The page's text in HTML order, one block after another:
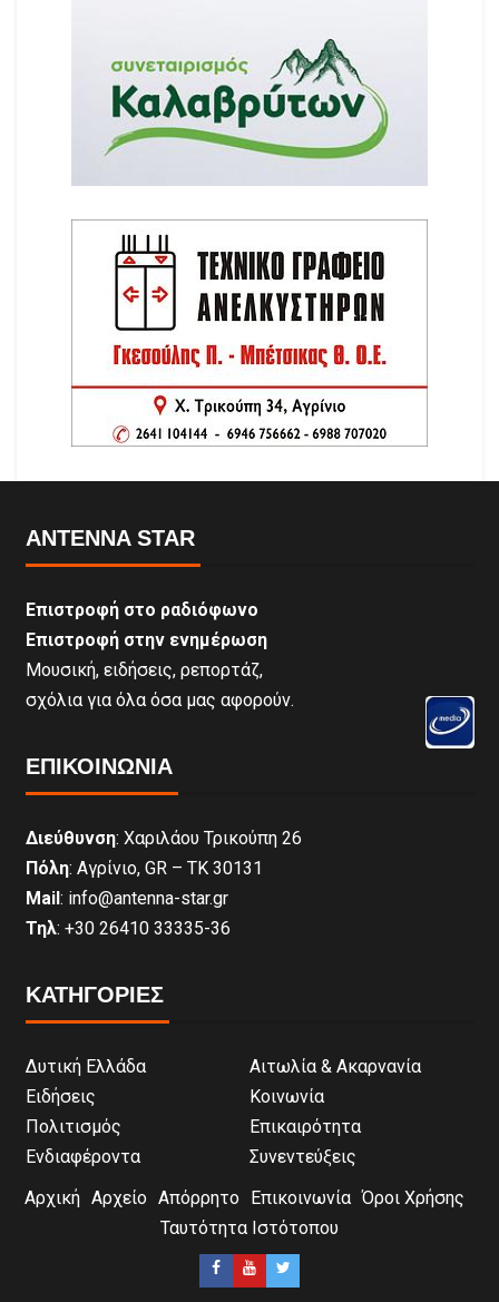
ANTENNA STAR
Επιστροφή στο ραδιόφωνο
Επιστροφή στην ενημέρωση
Μουσική, ειδήσεις, ρεπορτάζ,
σχόλια για όλα όσα μας αφορούν.
ΕΠΙΚΟΙΝΩΝΊΑ
Διεύθυνση: Χαριλάου Τρικούπη 26
Πόλη: Αγρίνιο, GR – ΤΚ 30131
Mail: info@antenna-star.gr
Τηλ: +30 26410 33335-36
ΚΑΤΗΓΟΡΙΕΣ
Δυτική Ελλάδα
Αιτωλία & Ακαρνανία
Ειδήσεις
Κοινωνία
Πολιτισμός
Επικαιρότητα
Ενδιαφέροντα
Συνεντεύξεις
Αρχική Αρχείο Απόρρητο Επικοινωνία Όροι Χρήσης
Ταυτότητα Ιστότοπου